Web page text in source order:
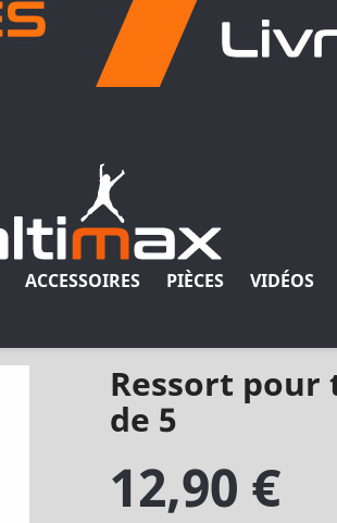
ACCESSOIRES PIÈCES VIDÉOS
Ressort pour
de 5
12,90 €